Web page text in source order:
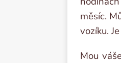
měsíc.
vozíku.
Mou